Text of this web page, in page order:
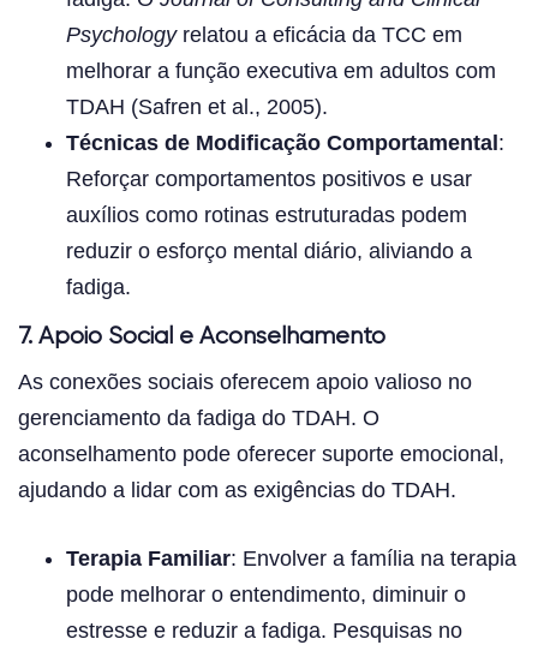
Psychologyrelatou a eficácia da TCC em
melhorar a função executiva em adultos com
TDAH (Safren et al., 2005).
Técnicas de Modificação Comportamental:
Reforçar comportamentos positivos e usar
auxílios como rotinas estruturadas podem
reduzir o esforço mental diário, aliviando a
fadiga.
7. Apoio Social e Aconselhamento
As conexões sociais oferecem apoio valioso no
gerenciamento da fadiga do TDAH. O
aconselhamento pode oferecer suporte emocional,
ajudando a lidar com as exigências do TDAH.
Terapia Familiar: Envolver a família na terapia
pode melhorar o entendimento, diminuir o
estresse e reduzir a fadiga. Pesquisas no